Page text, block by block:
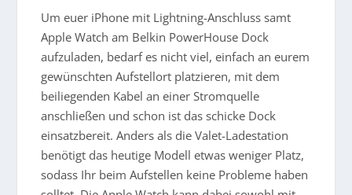
Um euer iPhone mit Lightning-Anschluss samt
Apple Watch am Belkin PowerHouse Dock
aufzuladen, bedarf es nicht viel, einfach an eurem
gewünschten Aufstellort platzieren, mit dem
beiliegenden Kabel an einer Stromquelle
anschließen und schon ist das schicke Dock
einsatzbereit. Anders als die Valet-Ladestation
benötigt das heutige Modell etwas weniger Platz,
sodass Ihr beim Aufstellen keine Probleme haben